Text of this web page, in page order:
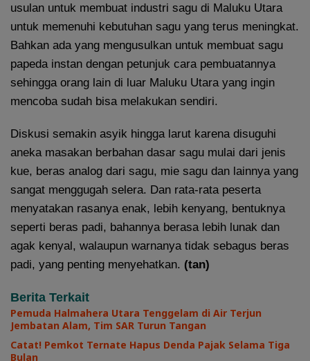
usulan untuk membuat industri sagu di Maluku Utara
untuk memenuhi kebutuhan sagu yang terus meningkat.
Bahkan ada yang mengusulkan untuk membuat sagu
papeda instan dengan petunjuk cara pembuatannya
sehingga orang lain di luar Maluku Utara yang ingin
mencoba sudah bisa melakukan sendiri.
Diskusi semakin asyik hingga larut karena disuguhi
aneka masakan berbahan dasar sagu mulai dari jenis
kue, beras analog dari sagu, mie sagu dan lainnya yang
sangat menggugah selera. Dan rata-rata peserta
menyatakan rasanya enak, lebih kenyang, bentuknya
seperti beras padi, bahannya berasa lebih lunak dan
agak kenyal, walaupun warnanya tidak sebagus beras
padi, yang penting menyehatkan. (tan)
Berita Terkait
Pemuda Halmahera Utara Tenggelam di Air Terjun
Jembatan Alam, Tim SAR Turun Tangan
Catat! Pemkot Ternate Hapus Denda Pajak Selama Tiga
Bulan